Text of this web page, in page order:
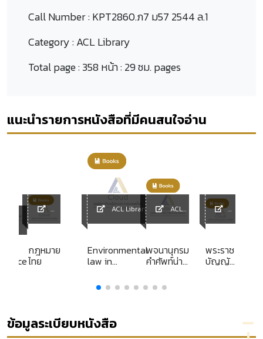
Call Number :KPT2860.ภ7 ม57 2544 ล.1
Category :ACL Library
Total page :358 หน้า : 29 ซม. pages
แนะนำรายการหนังสือที่มีคนสนใจอ่าน
กฎหมาย
ไทย
ACL Library
Environmental
law in
พจนานุกรม
คำศัพท์น่า
พระราช
บัญญัติ
ข้อมูลระเบียบหนังสือ